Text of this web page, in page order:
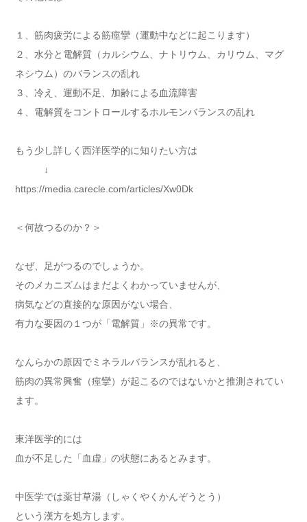
１、筋肉疲労による筋痙攣（運動中などに起こります）
２、水分と電解質（カルシウム、ナトリウム、カリウム、マグ
ネシウム）のバランスの乱れ
３、冷え、運動不足、加齢による血流障害
４、電解質をコントロールするホルモンバランスの乱れ
もう少し詳しく西洋医学的に知りたい方は
↓
https://media.carecle.com/articles/Xw0Dk
＜何故つるのか？＞
なぜ、足がつるのでしょうか。
そのメカニズムはまだよくわかっていませんが、
病気などの直接的な原因がない場合、
有力な要因の１つが「電解質」※の異常です。
なんらかの原因でミネラルバランスが乱れると、
筋肉の異常興奮（痙攣）が起こるのではないかと推測されてい
ます。
東洋医学的には
血が不足した「血虚」の状態にあるとみます。
中医学では薬甘草湯（しゃくやくかんぞうとう）
という漢方を処方します。